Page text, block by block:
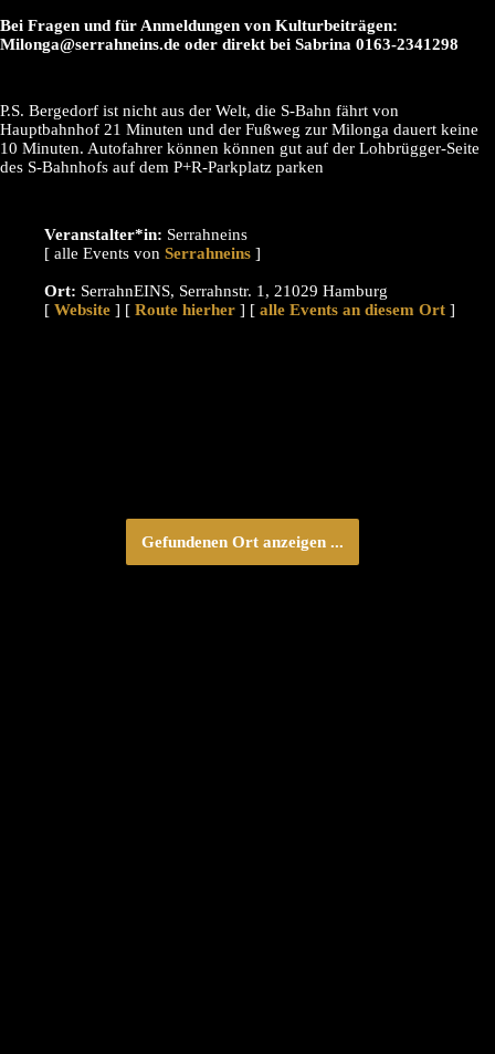
Bei Fragen und für Anmeldungen von Kulturbeiträgen:
Milonga@serrahneins.de oder direkt bei Sabrina 0163-2341298
P.S. Bergedorf ist nicht aus der Welt, die S-Bahn fährt von
Hauptbahnhof 21 Minuten und der Fußweg zur Milonga dauert keine
10 Minuten. Autofahrer können können gut auf der Lohbrügger-Seite
des S-Bahnhofs auf dem P+R-Parkplatz parken
Veranstalter*in: Serrahneins
[ alle Events von
]
Ort: SerrahnEINS, Serrahnstr. 1, 21029 Hamburg
[ Website ] [ Route hierher ] [ alle Events an diesem Ort ]